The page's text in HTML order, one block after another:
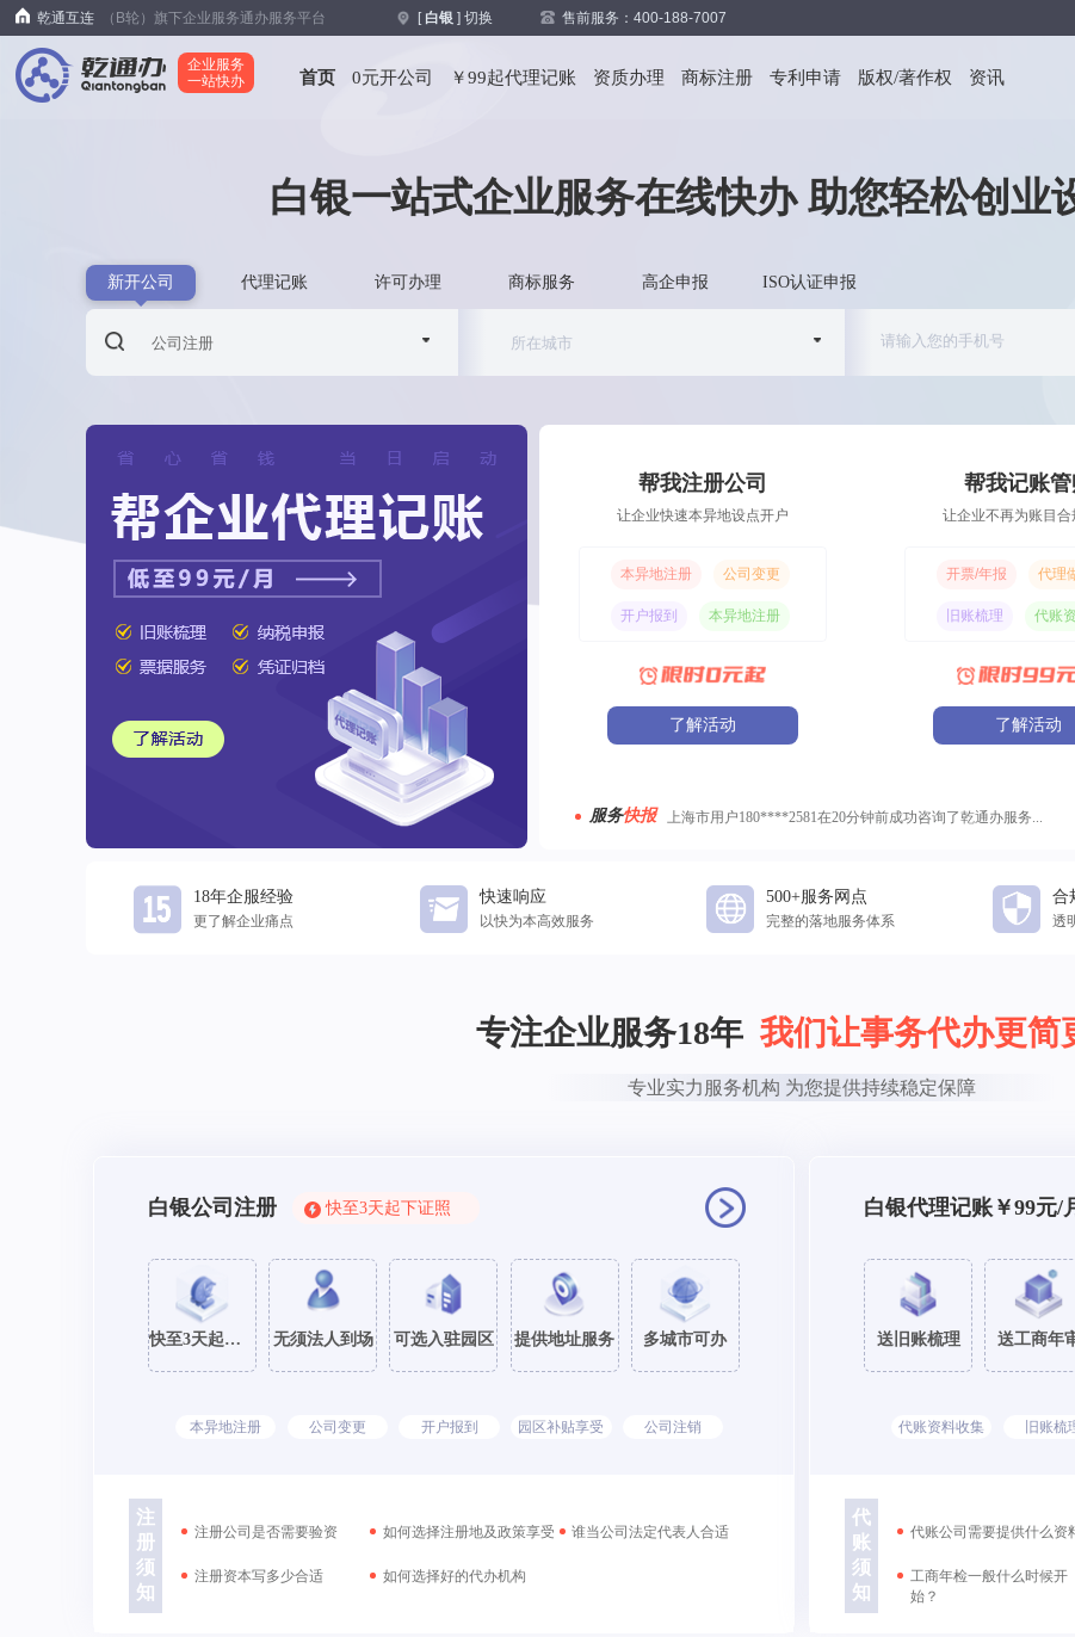
乾通互连 （B轮）旗下企业服务通办服务平台 [ 白银 ] 切换 售前服务：400-188-7007
企业服务
一站快办
首页 0元开公司 ￥99起代理记账 资质办理 商标注册 专利申请 版权/著作权 资讯
白银一站式企业服务在线快办 助您轻松创业
新开公司 代理记账 许可办理 商标服务 高企申报 ISO认证申报
帮我注册公司
让企业快速本异地设点开户
本异地注册 公司变更
开户报到 本异地注册
了解活动
帮我记账
让企业不再为账目合
开票/年报 代理
旧账梳理 代账
了解活动
服务快报 上海市用户180****2581在20分钟前成功咨询了乾通办服务...
上海市用户135****2688在20分钟前成功咨询了乾通办服务...
上海市用户183****2571在20分钟前成功咨询了乾通办服务...
18年企服经验
更了解企业痛点
快速响应
以快为本高效服务
500+服务网点
完整的落地服务体系
合
透
专注企业服务18年 我们让事务代办更简
专业实力服务机构 为您提供持续稳定保障
白银公司注册 快至3天起下证照
快至3天起下证 无须法人到场 可选入驻园区 提供地址服务 多城市可办
本异地注册 公司变更 开户报到 园区补贴享受 公司注销
注
册
须
知
注册公司是否需要验资 如何选择注册地及政策享受 谁当公司法定代表人合适
注册资本写多少合适 如何选择好的代办机构
白银代理记账￥99元/
送旧账梳理 送工商年
代账资料收集 旧账梳
代
账
须
知
代账公司需要提供什么资
工商年检一般什么时候开
始？